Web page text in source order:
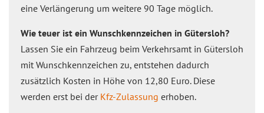
eine Verlängerung um weitere 90 Tage möglich.
Wie teuer ist ein Wunschkennzeichen in Gütersloh?
Lassen Sie ein Fahrzeug beim Verkehrsamt in Gütersloh
mit Wunschkennzeichen zu, entstehen dadurch
zusätzlich Kosten in Höhe von 12,80 Euro. Diese
werden erst bei der Kfz-Zulassung erhoben.